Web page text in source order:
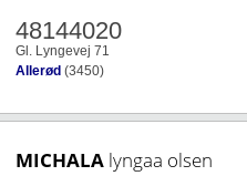
48144020
Gl. Lyngevej 71
Allerød (3450)
MICHALA lyngaa olsen